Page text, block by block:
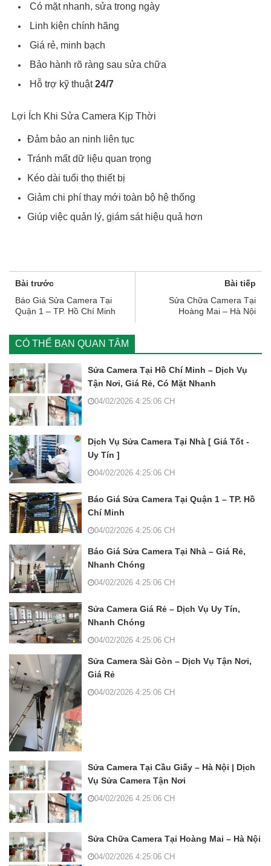
Có mặt nhanh, sửa trong ngày
Linh kiện chính hãng
Giá rẻ, minh bạch
Bảo hành rõ ràng sau sửa chữa
Hỗ trợ kỹ thuật24/7
Lợi Ích Khi Sửa Camera Kịp Thời
Đảm bảo an ninh liên tục
Tránh mất dữ liệu quan trọng
Kéo dài tuổi thọ thiết bị
Giảm chi phí thay mới toàn bộ hệ thống
Giúp việc quản lý, giám sát hiệu quả hơn
Bài trước
Báo Giá Sửa Camera Tại
Quận 1 – TP. Hồ Chí Minh
Bài tiếp
Sửa Chữa Camera Tại
Hoàng Mai – Hà Nội
CÓ THỂ BẠN QUAN TÂM
Sửa Camera Tại Hồ Chí Minh – Dịch Vụ
Tận Nơi, Giá Rẻ, Có Mặt Nhanh
04/02/2026 4:25:06 CH
Dịch Vụ Sửa Camera Tại Nhà [ Giá Tốt -
Uy Tín ]
04/02/2026 4:25:06 CH
Báo Giá Sửa Camera Tại Quận 1 – TP. Hồ
Chí Minh
04/02/2026 4:25:06 CH
Báo Giá Sửa Camera Tại Nhà – Giá Rẻ,
Nhanh Chóng
04/02/2026 4:25:06 CH
Sửa Camera Giá Rẻ – Dịch Vụ Uy Tín,
Nhanh Chóng
04/02/2026 4:25:06 CH
Sửa Camera Sài Gòn – Dịch Vụ Tận Nơi,
Giá Rẻ
04/02/2026 4:25:06 CH
Sửa Camera Tại Cầu Giấy – Hà Nội | Dịch
Vụ Sửa Camera Tận Nơi
04/02/2026 4:25:06 CH
Sửa Chữa Camera Tại Hoàng Mai – Hà Nội
04/02/2026 4:25:06 CH